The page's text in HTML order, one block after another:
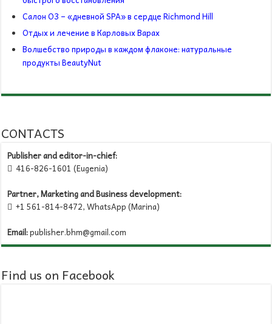
Салон О3 – «дневной SPA» в сердце Richmond Hill
Отдых и лечение в Карловых Варах
Волшебство природы в каждом флаконе: натуральные
продукты BeautyNut
CONTACTS
Publisher and editor-in-chief:
 416-826-1601 (Eugenia)
Partner, Marketing and Business development:
 +1 561-814-8472, WhatsApp (Marina)
Email:publisher.bhm@gmail.com
Find us on Facebook